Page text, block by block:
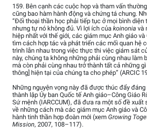
159. Bên cạnh các cuộc họp và tham vấn
cũng bao hàm hành động và chứng tá chung.
“Đối thoại thần học phải tiếp tục ở mọi bình diện
nhưng tự nó không đủ. Vì lợi ích của koinonia và
hiệp nhất với thế giới, các giám mục Anh giáo và
tìm cách hợp tác và phát triển các mối quan hệ
trình lẫn nhau trong việc thực thi việc giám sát
này, chúng ta không những phải cùng nhau làm
mà còn phải cùng nhau trở thành tất cả những
thông] hiện tại của chúng ta cho phép” (ARCIC
Những nguyện vọng này đã được thúc đẩy
thành lập Ủy ban Quốc tế Anh giáo–Công Giáo
Sứ mệnh (IARCCUM), đã đưa ra một số đề xuất
về những cách mà các giám mục Anh giáo và
hành tinh thần hợp đoàn mới (xem Growing
Mission, 2007, 108–117).